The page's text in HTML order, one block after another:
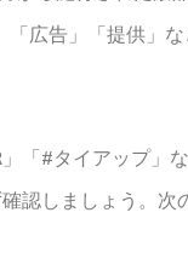
広告」「提供」
「#タイアップ」
認しましょう。次